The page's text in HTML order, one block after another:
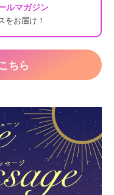
ルマガジン
をお届け！
ちら